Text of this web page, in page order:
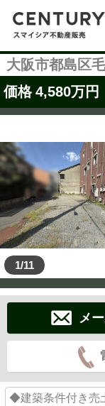
大阪市都島区
価格 4,580万円
1/11
メ
◆建築条件付き売